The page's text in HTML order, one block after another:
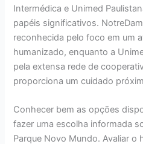
Intermédica e Unimed
papéis significativos.
reconhecida pelo foco em um
humanizado, enquanto a
pela extensa rede de
proporciona um cuidado
Conhecer bem as opções
fazer uma escolha informada
Parque Novo Mundo. Avaliar o